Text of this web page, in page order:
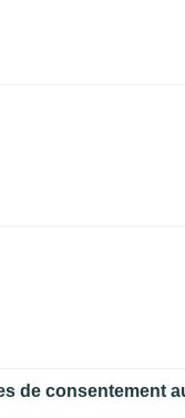
de consentement